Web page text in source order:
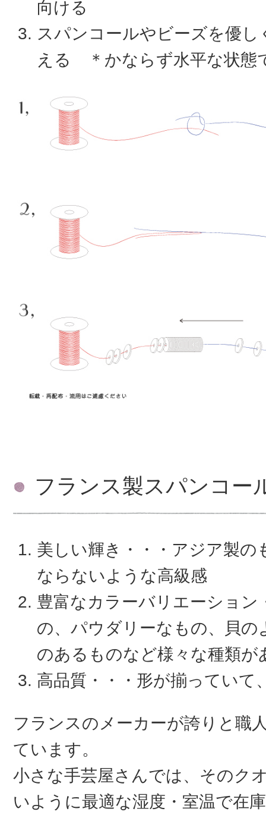
向ける
スパンコールやビーズを優し
える ＊かならず水平な状態
フランス製スパンコー
美しい輝き・・・アジア製の
ならないような高級感
豊富なカラーバリエーション
の、パウダリーなもの、貝の
のあるものなど様々な種類が
高品質・・・形が揃っていて
フランスのメーカーが誇りと職
ています。
小さな手芸屋さんでは、そのク
いように最適な湿度・室温で在